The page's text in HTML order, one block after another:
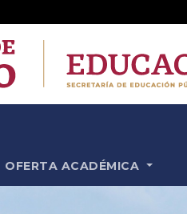
OFERTA ACADÉMICA